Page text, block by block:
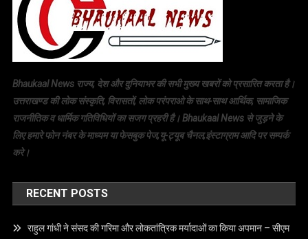
Bhaukaal News राज्य, देश और दुनियाभर की सभी मुख्य खबरों को प्रसारित करता है।
उत्तराखण्ड की लोक संस्कृति, विरासतों, लोक परंपराओ के साथ-साथ आर्थिक, सामाजिक
राजनीतिक व धार्मिक गतिविधियों का सजग प्रहरी है। Bhaukaal News से जुड़ने के
लिए हमारे फोन नंबर के माध्यम या फेसबुक पेज,यू-ट्यूब चैनल,इंस्टाग्राम आदि पर सम्पर्क
करे।
RECENT POSTS
राहुल गांधी ने संसद की गरिमा और लोकतांत्रिक मर्यादाओं का किया अपमान – सीएम